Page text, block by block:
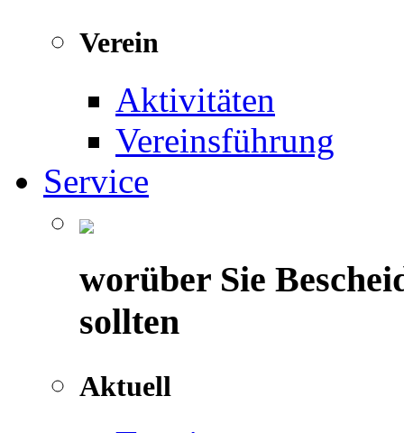
Verein
Aktivitäten
Vereinsführung
Service
worüber Sie
sollten
Aktuell